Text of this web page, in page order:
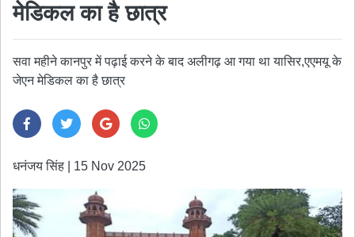
मेडिकल का है छात्र
सवा महीने कानपुर में पढ़ाई करने के बाद अलीगढ़ आ गया था यासिर,एएमयू के
जेएन मेडिकल का है छात्र
धनंजय सिंह 15 Nov 2025